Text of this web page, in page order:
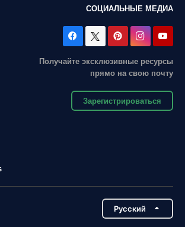
СОЦИАЛЬНЫЕ МЕДИА
Получайте эксклюзивные ресурсы
прямо на свою почту
Зарегистрироваться
Pусский